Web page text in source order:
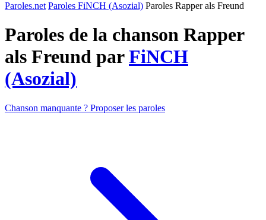
Paroles.net Paroles FiNCH (Asozial) Paroles Rapper als Freund
Paroles de la chanson Rapper
als Freund parFiNCH
(Asozial)
Chanson manquante ? Proposer les paroles